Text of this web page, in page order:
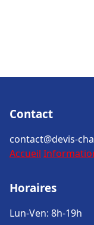
Contact
contact@devis-
Accueil
Horaires
Lun-Ven: 8h-19h